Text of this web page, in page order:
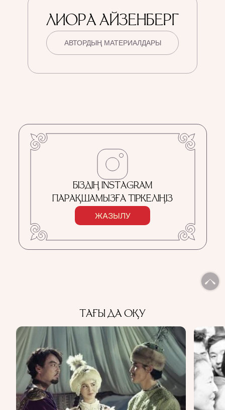
ЛИОРА АЙЗЕНБЕРГ
АВТОРДЫҢ МАТЕРИАЛДАРЫ
БІЗДІҢ INSTAGRAM
ПАРАҚШАМЫЗҒА ТІРКЕЛІҢІЗ
ЖАЗЫЛУ
ТАҒЫ ДА ОҚУ